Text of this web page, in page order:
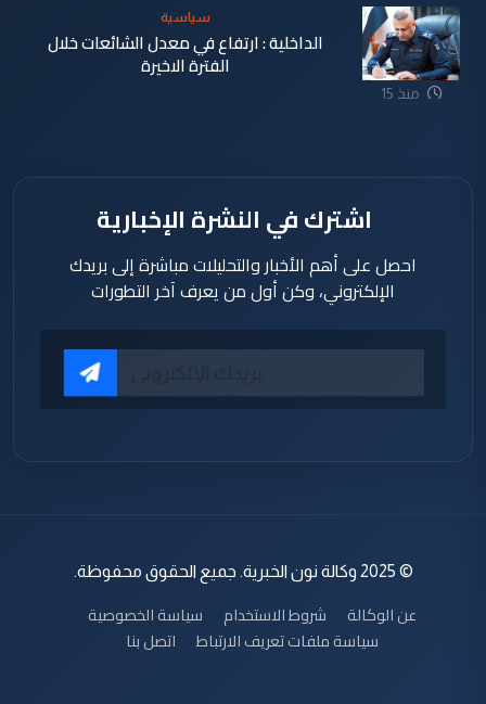
منذ 15
سياسية
الداخلية : ارتفاع في معدل الشائعات خلال
الفترة الاخيرة
اشترك في النشرة الإخبارية
احصل على أهم الأخبار والتحليلات مباشرة إلى بريدك
الإلكتروني، وكن أول من يعرف آخر التطورات
© 2025 وكالة نون الخبرية. جميع الحقوق محفوظة.
عن الوكالة شروط الاستخدام
سياسة الخصوصية
سياسة ملفات تعريف الارتباط
اتصل بنا